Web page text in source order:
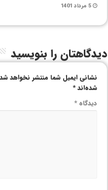
5 مرداد 1401
دیدگاهتان را بنویسید
نشانی ایمیل شما منتشر نخواهد
شده‌اند*
دیدگاه*